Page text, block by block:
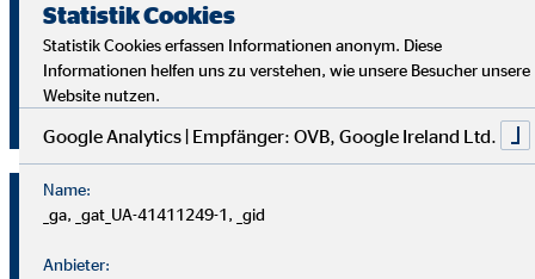
Starte auch du als OVB Finanzberater*in durch!
Jetzt klicken und bewerben!
Statistik Cookies
Statistik Cookies erfassen Informationen anonym. Diese
Informationen helfen uns zu verstehen, wie unsere Besucher unsere
Website nutzen.
Google Analytics | Empfänger: OVB, Google Ireland Ltd.
Name:
_ga, _gat_UA-41411249-1, _gid
Anbieter: